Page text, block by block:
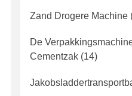
Zand Drogere Machine
De
Cementzak (14)